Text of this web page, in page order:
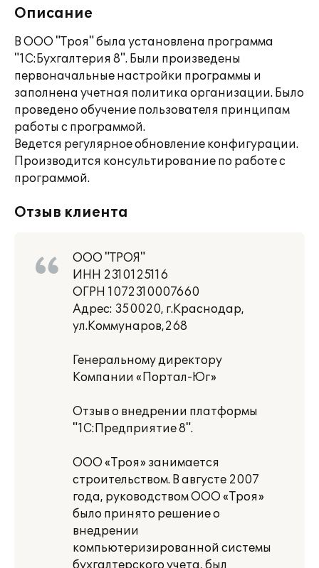
Описание
В ООО "Троя" была установлена программа
"1С:Бухгалтерия 8". Были произведены
первоначальные настройки программы и
заполнена учетная политика организации. Было
проведено обучение пользователя принципам
работы с программой.
Ведется регулярное обновление конфигурации.
Производится консультирование по работе с
программой.
Отзыв клиента
ООО "ТРОЯ"
ИНН 2310125116
ОГРН 1072310007660
Адрес: 350020, г.Краснодар,
ул.Коммунаров,268
Генеральному директору
Компании «Портал-Юг»
Отзыв о внедрении платформы
"1С:Предприятие 8".
ООО «Троя» занимается
строительством. В августе 2007
года, руководством ООО «Троя»
было принято решение о
внедрении
компьютеризированной системы
бухгалтерского учета, был